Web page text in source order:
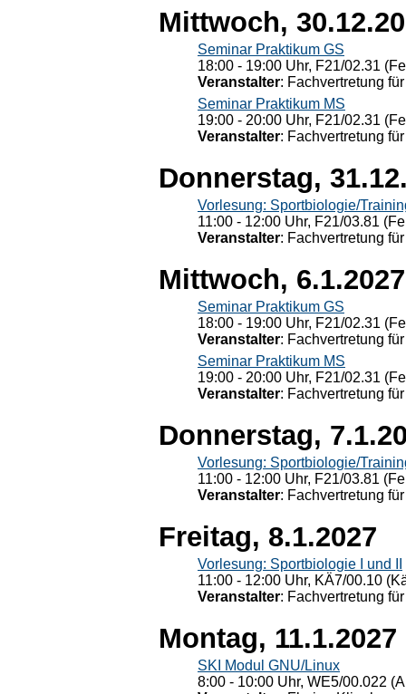
Mittwoch,
Seminar Praktikum GS
18:00 - 19:00 Uhr, F21/02.31
Veranstalter: Fachvertretung
Seminar Praktikum MS
19:00 - 20:00 Uhr, F21/02.31
Veranstalter: Fachvertretung
Donnerstag,
Vorlesung: Sportbiologie/
11:00 - 12:00 Uhr, F21/03.81
Veranstalter: Fachvertretung
Mittwoch, 6.1.2027
Seminar Praktikum GS
18:00 - 19:00 Uhr, F21/02.31
Veranstalter: Fachvertretung
Seminar Praktikum MS
19:00 - 20:00 Uhr, F21/02.31
Veranstalter: Fachvertretung
Donnerstag,
Vorlesung: Sportbiologie/
11:00 - 12:00 Uhr, F21/03.81
Veranstalter: Fachvertretung
Freitag, 8.1.2027
Vorlesung: Sportbiologie I und II
11:00 - 12:00 Uhr, KÄ7/00.10
Veranstalter: Fachvertretung
Montag, 11.1.2027
SKI Modul GNU/Linux
8:00 - 10:00 Uhr, WE5/00.022